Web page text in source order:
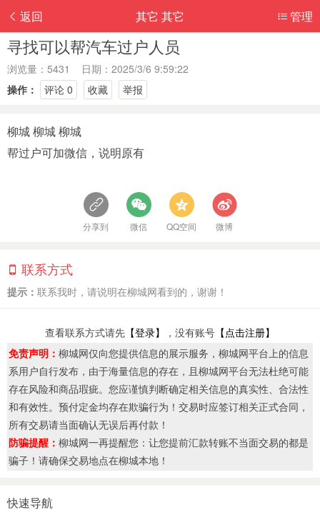
返回 管理
其它 其它
寻找可以帮汽车过户人员
浏览量：5431 日期：2025/3/6 9:59:22
操作：
评论 0 收藏 举报
柳城 柳城 柳城
帮过户可加微信，说明原有
分享到 微信 QQ空间 微博
联系方式
提示： 联系我时，请说明在柳城网看到的，谢谢！
查看联系方式请先 【登录】 ，没有账号 【点击注册】
免责声明： 柳城网仅向您提供信息的展示服务，柳城网平台上的信息
系用户自行发布，由于海量信息的存在，且柳城网平台无法杜绝可能
存在风险和商品瑕疵。您应谨慎判断确定相关信息的真实性、合法性
和有效性。预付定金均存在欺骗行为！交易时应签订相关正式合同，
所有交易请当面确认无误后再付款！
防骗提醒： 柳城网一再提醒您：让您提前汇款转账不当面交易的都是
骗子！请确保交易地点在柳城本地！
快速导航